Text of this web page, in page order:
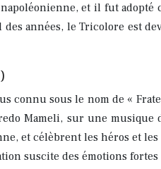
et il fut adopté
des années, le Tricolore est
connu sous le nom de «
Mameli, sur une
et célèbrent les héros et
suscite des émotions